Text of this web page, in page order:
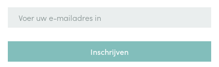
Inschrijven